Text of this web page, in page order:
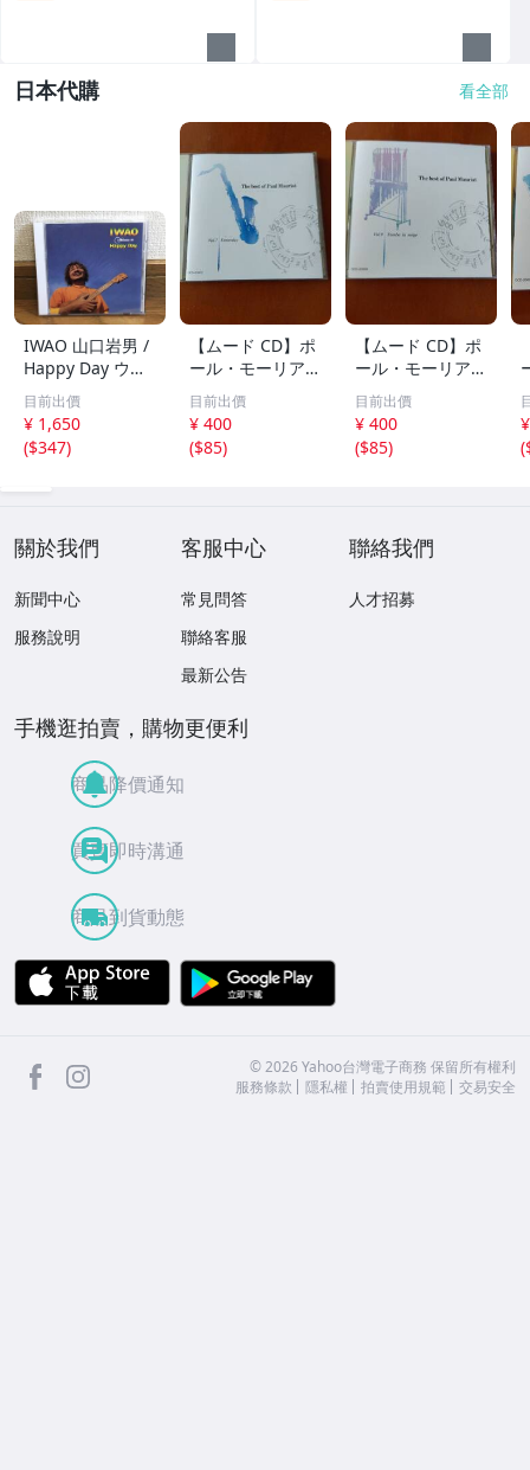
日本代購 看全部
IWAO 山口岩男 /
Happy Day ウク
レレ・アルバム
傑作 廃盤CD 稀少
品 帯付 ケツメイ
シ / Ryoji / 馬場
目前出價
¥ 1,650
($347)
【ムード CD】ポ
ール・モーリア /
世界のロック・ポ
ップス・ヒット集
レット・イット・
ビー、ヘイ・ジュ
目前出價
¥ 400
($85)
【ムード CD】ポ
ール・モーリア /
フレンチ・ポップ
ス集 雪が降る、
シバの女王、愛の
休日、あなたのと
目前出價
¥ 400
($85)
(
關於我們
新聞中心
服務說明
客服中心
常見問答
聯絡客服
最新公告
聯絡我們
人才招募
手機逛拍賣，購物更便利
商品降價通知
買賣即時溝通
商品到貨動態
APP Store
facebook ©2026 Yahoo台灣電子商務 保留所有權利
服務條款
隱私權 拍賣使用規範 交易安全